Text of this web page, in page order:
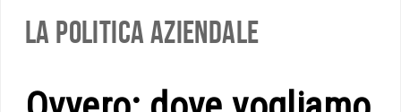
La Politica Aziendale